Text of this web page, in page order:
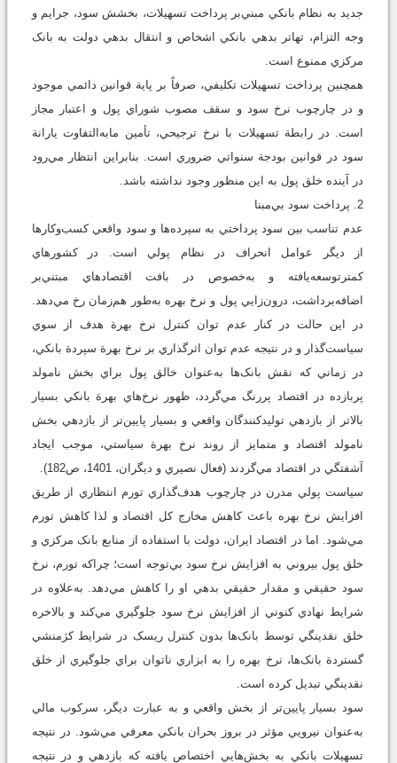
جديد به نظام بانکي مبني‌بر پرداخت تسهيلات، بخشش سود، جرايم و
وجه التزام، تهاتر بدهي بانکي اشخاص و انتقال بدهي دولت به بانک
مرکزي ممنوع است.
همچنين پرداخت تسهيلات تکليفي، صرفاً بر پاية قوانين دائمي موجود
و در چارچوب نرخ سود و سقف مصوب شوراي پول و اعتبار مجاز
است. در رابطة تسهيلات با نرخ ترجيحي، تأمين مابه‌التفاوت يارانة
سود در قوانين بودجة سنواتي ضروري است. بنابراين انتظار مي‌رود
در آينده خلق پول به اين منظور وجود نداشته باشد.
2. پرداخت سود بي‌مبنا
عدم تناسب بين سود پرداختي به سپرده‌ها و سود واقعي کسب‌وکارها
از ديگر عوامل انحراف در نظام پولي است. در کشورهاي
کمترتوسعه‌يافته و به‌خصوص در بافت اقتصادهاي مبتني‌بر
اضافه‌برداشت، درون‌زايي پول و نرخ بهره به‌طور هم‌زمان رخ مي‌دهد.
در اين حالت در کنار عدم توان کنترل نرخ بهرة هدف از سوي
سياست‌گذار و در نتيجه عدم توان اثرگذاري بر نرخ بهرة سپردة بانکي،
در زماني که نقش بانک‌ها به‌عنوان خالق پول براي بخش نامولد
پربازده در اقتصاد پررنگ مي‌گردد، ظهور نرخ‌هاي بهرة بانکي بسيار
بالاتر از بازدهي توليدکنندگان واقعي و بسيار پايين‌تر از بازدهي بخش
نامولد اقتصاد و متمايز از روند نرخ بهرة سياستي، موجب ايجاد
آشفتگي در اقتصاد مي‌‌گردند (فعال نصيري و ديگران، 1401، ص182).
سياست پولي مدرن در چارچوب هدف‌گذاري تورم انتظاري از طريق
افزايش نرخ بهره باعث کاهش مخارج کل اقتصاد و لذا کاهش تورم
مي‌شود. اما در اقتصاد ايران، دولت با استفاده از منابع بانک مرکزي و
خلق پول بيروني به افزايش نرخ سود بي‌توجه است؛ چراکه تورم، نرخ
سود حقيقي و مقدار حقيقي بدهي او را کاهش مي‌دهد. به‌علاوه در
شرايط نهادي کنوني از افزايش نرخ سود جلوگيري مي‌کند و بالاخره
خلق نقدينگي توسط بانک‌ها بدون کنترل ريسک در شرايط کژمنشي
گستردة بانک‌ها، نرخ بهره را به ابزاري ناتوان براي جلوگيري از خلق
نقدينگي تبديل کرده است.
سود بسيار پايين‌تر از بخش واقعي و به عبارت ديگر، سرکوب مالي
به‌عنوان نيرويي مؤثر در بروز بحران بانکي معرفي مي‌شود. در نتيجه
تسهيلات بانکي به بخش‌هايي اختصاص يافته که بازدهي و در نتيجه